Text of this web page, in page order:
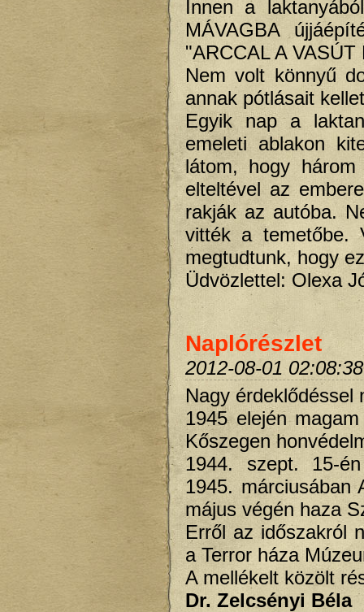
Innen a
MÁVAGBA
"ARCCAL A VASÚT
Nem volt könnyű
annak pótlásait
Egyik nap a
emeleti ablakon
látom, hogy
elteltével az
rakják az autóba.
vitték a temetőbe.
megtudtunk, hogy
Üdvözlettel: Olexa
Naplórészlet
2012-08-01 02:08:38
Nagy
1945 elején
Kőszegen
1944. szept. 15-
1945. márciusában
május végén haza
Erről az időszakról
a Terror háza
A mellékelt közölt
Dr. Zelcsényi Béla